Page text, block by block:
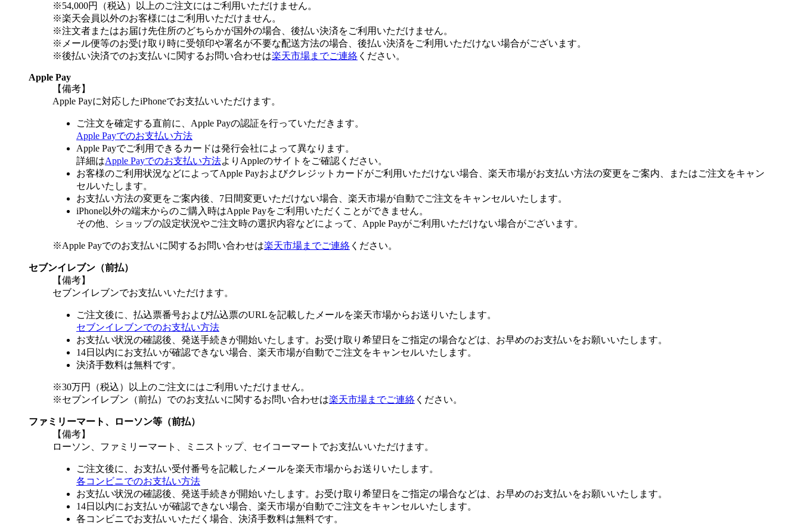
※54,000円（税込）以上のご注文にはご利用いただけません。
※楽天会員以外のお客様にはご利用いただけません。
※注文者またはお届け先住所のどちらかが国外の場合、後払い決済をご利用いただけません。
※メール便等のお受け取り時に受領印や署名が不要な配送方法の場合、後払い決済をご利用いただけない場合がございます。
※後払い決済でのお支払いに関するお問い合わせは楽天市場までご連絡 ください。
Apple Pay
【備考】
Apple Payに対応したiPhoneでお支払いいただけます。
ご注文を確定する直前に、Apple Payの認証を行っていただきます。
Apple Payでのお支払い方法
Apple Payでご利用できるカードは発行会社によって異なります。
詳細はApple Payでのお支払い方法よりAppleのサイトをご確認ください。
お客様のご利用状況などによってApple Payおよびクレジットカードがご利用いただけない場合、楽天市場がお支払い方法の変更をご案内、またはご注文をキャン
セルいたします。
お支払い方法の変更をご案内後、7日間変更いただけない場合、楽天市場が自動でご注文をキャンセルいたします。
iPhone以外の端末からのご購入時はApple Payをご利用いただくことができません。
その他、ショップの設定状況やご注文時の選択内容などによって、Apple Payがご利用いただけない場合がございます。
※Apple Payでのお支払いに関するお問い合わせは楽天市場までご連絡 ください。
セブンイレブン（前払）
【備考】
セブンイレブンでお支払いいただけます。
ご注文後に、払込票番号および払込票のURLを記載したメールを楽天市場からお送りいたします。
セブンイレブンでのお支払い方法
お支払い状況の確認後、発送手続きが開始いたします。お受け取り希望日をご指定の場合などは、お早めのお支払いをお願いいたします。
14日以内にお支払いが確認できない場合、楽天市場が自動でご注文をキャンセルいたします。
決済手数料は無料です。
※30万円（税込）以上のご注文にはご利用いただけません。
※セブンイレブン（前払）でのお支払いに関するお問い合わせは楽天市場までご連絡 ください。
ファミリーマート、ローソン等（前払）
【備考】
ローソン、ファミリーマート、ミニストップ、セイコーマートでお支払いいただけます。
ご注文後に、お支払い受付番号を記載したメールを楽天市場からお送りいたします。
各コンビニでのお支払い方法
お支払い状況の確認後、発送手続きが開始いたします。お受け取り希望日をご指定の場合などは、お早めのお支払いをお願いいたします。
14日以内にお支払いが確認できない場合、楽天市場が自動でご注文をキャンセルいたします。
各コンビニでお支払いいただく場合、決済手数料は無料です。